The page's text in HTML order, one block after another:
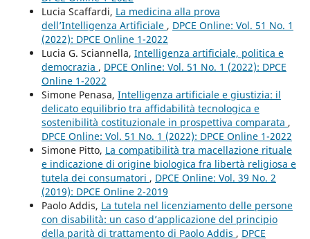
Lucia Scaffardi, La medicina alla prova
dell’Intelligenza Artificiale , DPCE Online: Vol. 51 No. 1
(2022): DPCE Online 1-2022
Lucia G. Sciannella, Intelligenza artificiale, politica e
democrazia , DPCE Online: Vol. 51 No. 1 (2022): DPCE
Online 1-2022
Simone Penasa, Intelligenza artificiale e giustizia: il
delicato equilibrio tra affidabilità tecnologica e
sostenibilità costituzionale in prospettiva comparata ,
DPCE Online: Vol. 51 No. 1 (2022): DPCE Online 1-2022
Simone Pitto, La compatibilità tra macellazione rituale
e indicazione di origine biologica fra libertà religiosa e
tutela dei consumatori , DPCE Online: Vol. 39 No. 2
(2019): DPCE Online 2-2019
Paolo Addis, La tutela nel licenziamento delle persone
con disabilità: un caso d’applicazione del principio
della parità di trattamento di Paolo Addis , DPCE